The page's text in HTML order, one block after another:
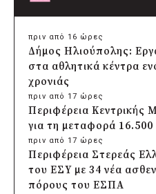
πριν από 16 ώρες
Δήμος Ηλιούπολης:
στα αθλητικά κέντρα
χρονιάς
πριν από 17 ώρες
Περιφέρεια Κεντρικής
για τη μεταφορά
πριν από 17 ώρες
Περιφέρεια Στερεάς
του ΕΣΥ με 34 νέα
πόρους του ΕΣΠΑ